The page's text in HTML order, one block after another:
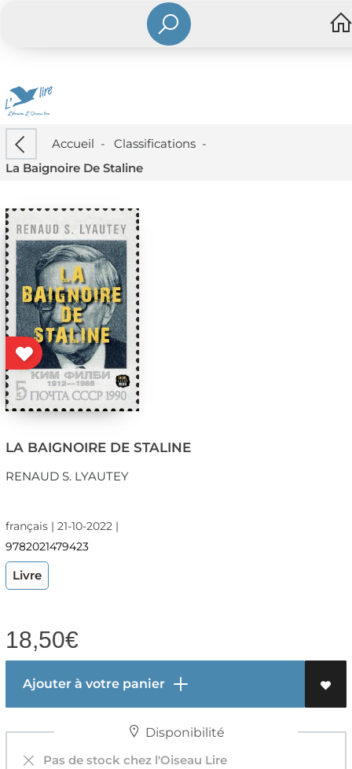
Accueil - Classifications-
La Baignoire De Staline
LA BAIGNOIRE DE STALINE
RENAUD S. LYAUTEY
français | 21-10-2022 |
9782021479423
Livre
18,50€
Ajouter à votre panier
Disponibilité
Pas de stock chez l'Oiseau Lire